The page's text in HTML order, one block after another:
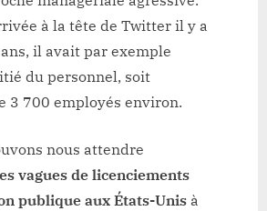
à la tête de Twitter il y a
il avait par exemple
du personnel, soit
3 700 employés environ.
nous attendre
vagues de licenciements
publique aux États-Unis à